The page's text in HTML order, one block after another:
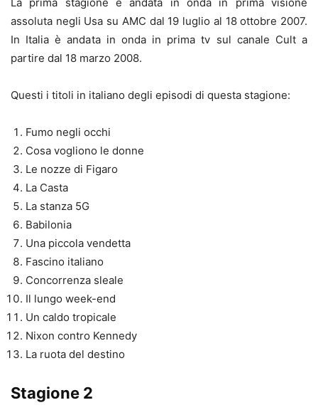
assoluta negli Usa su AMC dal 19 luglio al 18 ottobre 2007.
In Italia è andata in onda in prima tv sul canale Cult a
partire dal 18 marzo 2008.
Questi i titoli in italiano degli episodi di questa stagione:
Fumo negli occhi
Cosa vogliono le donne
Le nozze di Figaro
La Casta
La stanza 5G
Babilonia
Una piccola vendetta
Fascino italiano
Concorrenza sleale
Il lungo week-end
Un caldo tropicale
Nixon contro Kennedy
La ruota del destino
Stagione 2